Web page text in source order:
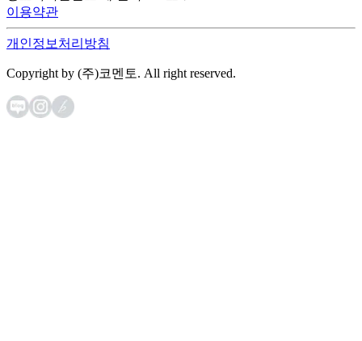
이용약관
개인정보처리방침
Copyright by (주)코멘토. All right reserved.